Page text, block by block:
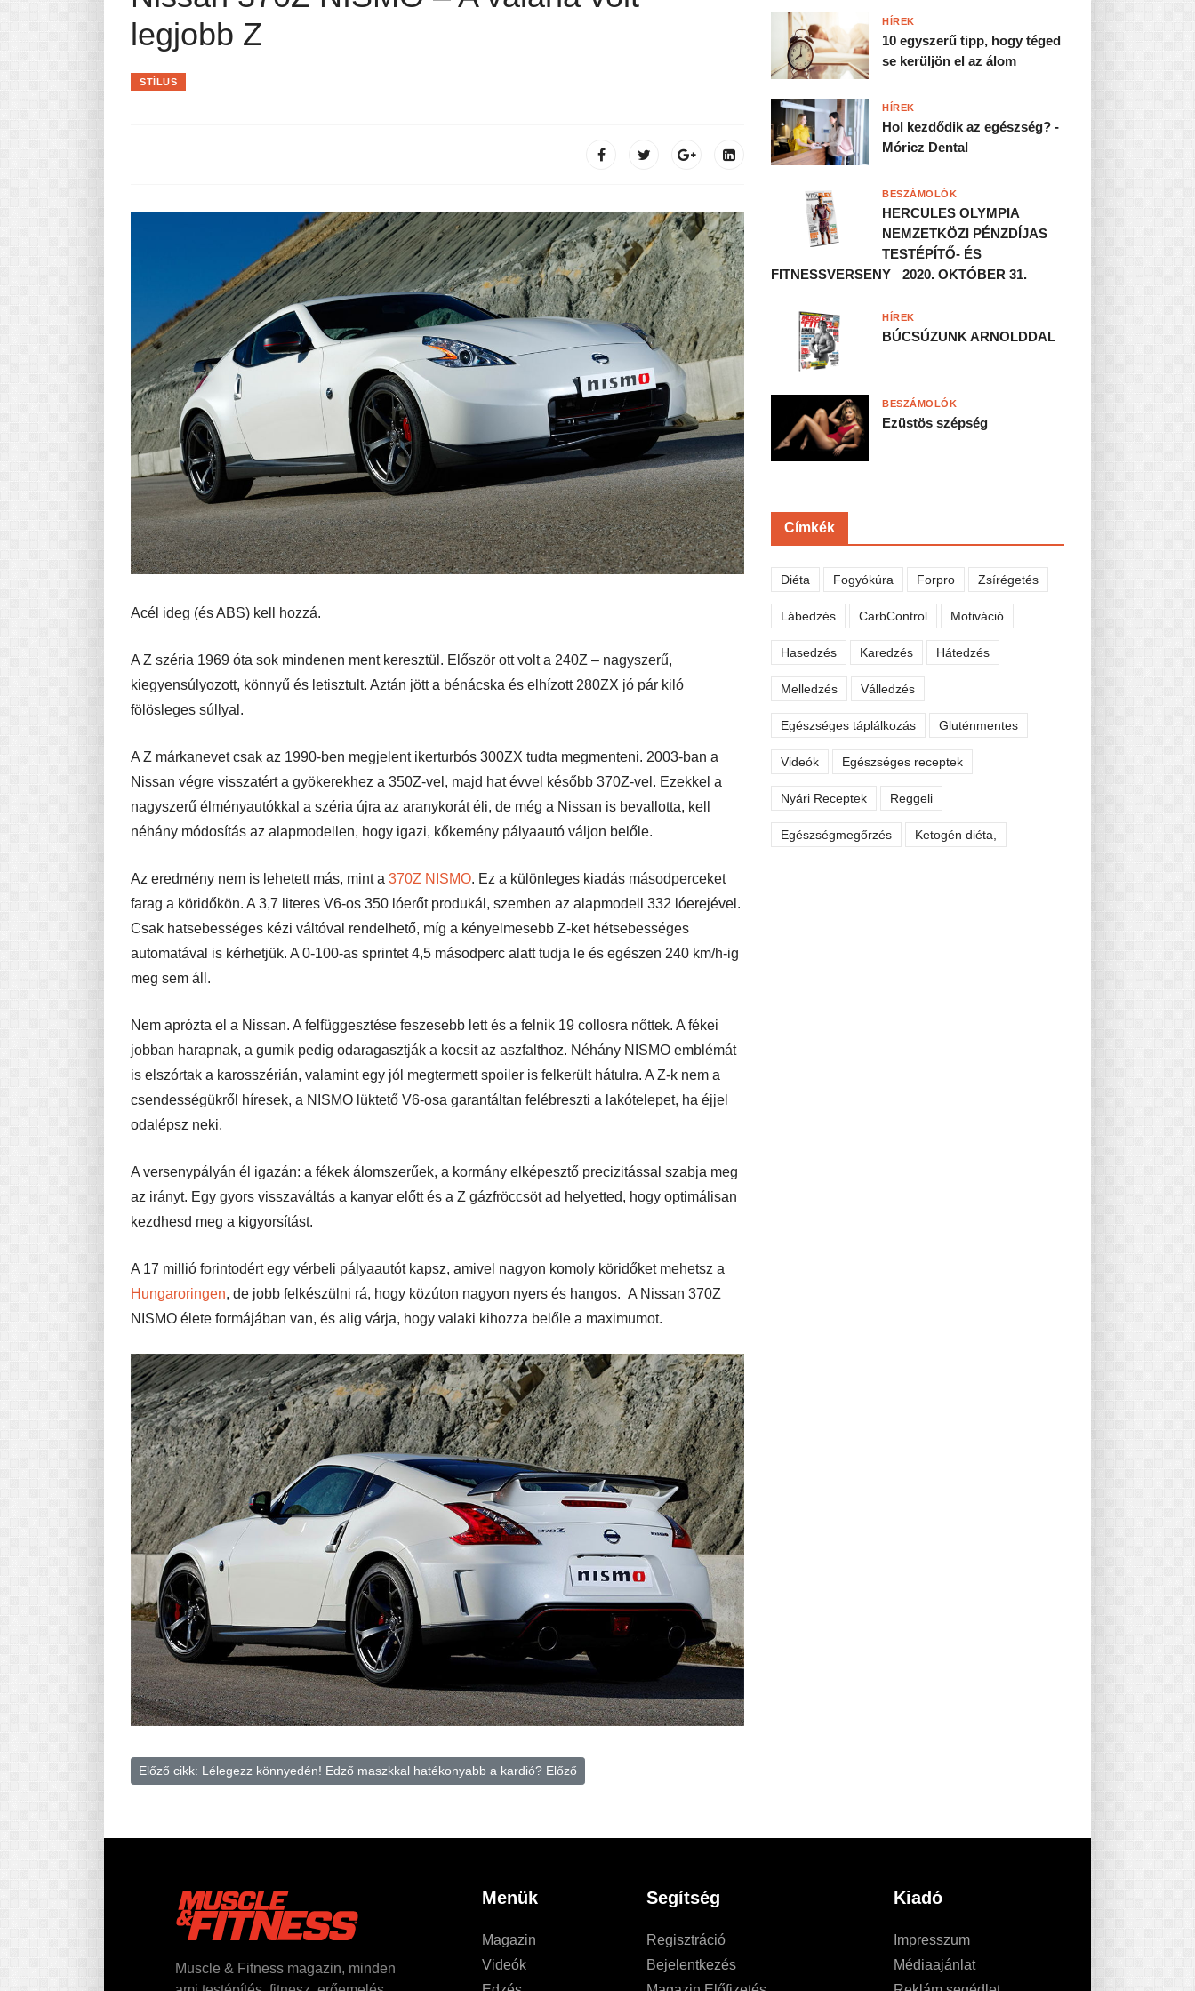
MINDENNAPI KENYERÜNK
legjobb Z
STÍLUS
Acél ideg (és ABS) kell hozzá.
A Z széria 1969 óta sok mindenen ment keresztül. Először ott volt a 240Z – nagyszerű,
kiegyensúlyozott, könnyű és letisztult. Aztán jött a bénácska és elhízott 280ZX jó pár kiló
fölösleges súllyal.
A Z márkanevet csak az 1990-ben megjelent ikerturbós 300ZX tudta megmenteni. 2003-ban a
Nissan végre visszatért a gyökerekhez a 350Z-vel, majd hat évvel később 370Z-vel. Ezekkel a
nagyszerű élményautókkal a széria újra az aranykorát éli, de még a Nissan is bevallotta, kell
néhány módosítás az alapmodellen, hogy igazi, kőkemény pályaautó váljon belőle.
Az eredmény nem is lehetett más, mint a 370Z NISMO. Ez a különleges kiadás másodperceket
farag a köridőkön. A 3,7 literes V6-os 350 lóerőt produkál, szemben az alapmodell 332 lóerejével.
Csak hatsebességes kézi váltóval rendelhető, míg a kényelmesebb Z-ket hétsebességes
automatával is kérhetjük. A 0-100-as sprintet 4,5 másodperc alatt tudja le és egészen 240 km/h-ig
meg sem áll.
Nem aprózta el a Nissan. A felfüggesztése feszesebb lett és a felnik 19 collosra nőttek. A fékei
jobban harapnak, a gumik pedig odaragasztják a kocsit az aszfalthoz. Néhány NISMO emblémát
is elszórtak a karosszérián, valamint egy jól megtermett spoiler is felkerült hátulra. A Z-k nem a
csendességükről híresek, a NISMO lüktető V6-osa garantáltan felébreszti a lakótelepet, ha éjjel
odalépsz neki.
A versenypályán él igazán: a fékek álomszerűek, a kormány elképesztő precizitással szabja meg
az irányt. Egy gyors visszaváltás a kanyar előtt és a Z gázfröccsöt ad helyetted, hogy optimálisan
kezdhesd meg a kigyorsítást.
A 17 millió forintodért egy vérbeli pályaautót kapsz, amivel nagyon komoly köridőket mehetsz a
Hungaroringen, de jobb felkészülni rá, hogy közúton nagyon nyers és hangos. A Nissan 370Z
NISMO élete formájában van, és alig várja, hogy valaki kihozza belőle a maximumot.
Előző cikk: Lélegezz könnyedén! Edző maszkkal hatékonyabb a kardió? Előző
10 egyszerű tipp, hogy téged
se kerüljön el az álom
HÍREK
Hol kezdődik az egészség? -
Móricz Dental
HÍREK
HERCULES OLYMPIA
NEMZETKÖZI PÉNZDÍJAS
TESTÉPÍTŐ- ÉS
FITNESSVERSENY 2020. OKTÓBER 31.
BESZÁMOLÓK
BÚCSÚZUNK ARNOLDDAL
HÍREK
Ezüstös szépség
BESZÁMOLÓK
Címkék
Diéta Fogyókúra Forpro Zsírégetés
Lábedzés CarbControl Motiváció
Hasedzés Karedzés Hátedzés
Melledzés Válledzés
Egészséges táplálkozás Gluténmentes
Videók Egészséges receptek
Nyári Receptek Reggeli
Egészségmegőrzés Ketogén diéta,
Muscle & Fitness magazin, minden
Menük
Magazin
Videók
Segítség
Regisztráció
Bejelentkezés
Kiadó
Impresszum
Médiaajánlat